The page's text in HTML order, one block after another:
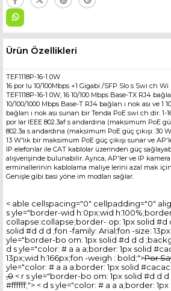
Ürün Özellikleri
TEF1118P-16-1 0W
16 por lu 10/100Mbps +1 Gigabi /SFP Slo s Swi ch Wi
TEF1118P-16-1 0W, 16 10/100 Mbps Base-TX RJ4
10/100/1000 Mbps Base-T RJ4 bağlan ı nok ası ve 1
bağlan ı nok ası sunan bir Tenda PoE swi ch dir. 1-
por lar IEEE 802.3af s andardına (maksimum PoE
802.3a s andardına (maksimum PoE güç çıkışı: 30
13 W'lık bir maksimum PoE güç çıkışı sunar ve
IP elefonlar ile CAT kablolar üzerinden güç
alışverişinde bulunabilir. Ayrıca, AP'ler ve IP
erminallerinin kablolama maliye lerini azal mak için
Genişle gibi basi yöne im modları sağlar.
< able cellspacing="0" cellpadding="0"
s yle="border-wid h:0px;wid
collapse:collapse;border- op: 1px solid #d
solid #d d d ;fon -family: Arial;fon -size:
yle="border-bo om: 1px solid #d d d
d s yle="color: # a a a;border: 1px solid
13px;wid h:166px;fon -weigh : bold;">Por
yle="color: # a a a;border: 1px solid
,0 < r s yle="border-bo om: 1px solid #d d
#ffffff;"> < d s yle="color: # a a a;border: